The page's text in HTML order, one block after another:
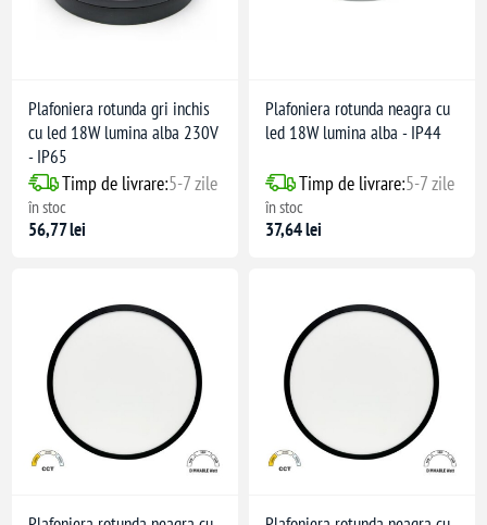
Plafoniera rotunda gri inchis
cu led 18W lumina alba 230V
- IP65
Timp de livrare:5-7 zile
în stoc
56,77 lei
Plafoniera rotunda neagra cu
led 18W lumina alba - IP44
Timp de livrare:5-7 zile
în stoc
37,64 lei